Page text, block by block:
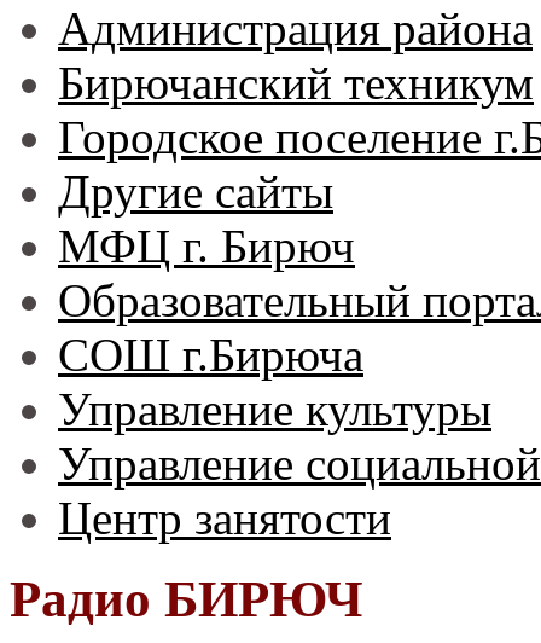
Администрация района
Бирючанский техникум
Городское поселение
Другие сайты
МФЦ г. Бирюч
Образовательный
СОШ г.Бирюча
Управление культуры
Управление
Центр занятости
Радио БИРЮЧ